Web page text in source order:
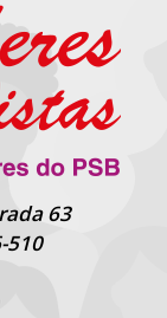
63
510